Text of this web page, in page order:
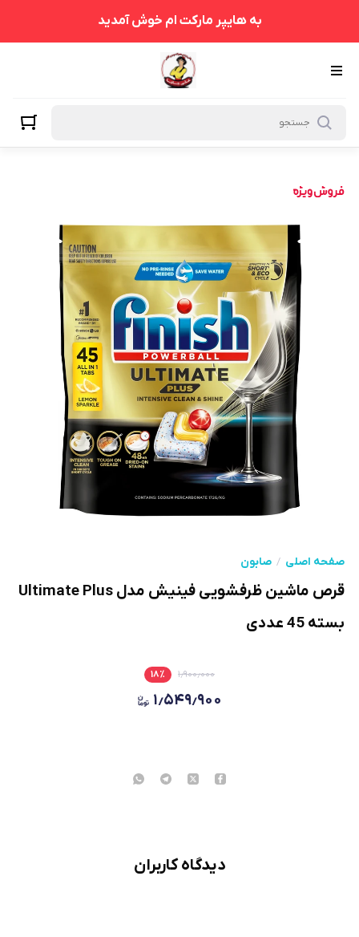
به هایپر مارکت ام خوش آمدید
صفحه اصلی صابون
قرص ماشین ظرفشویی فینیش مدل Ultimate Plus
بسته 45 عددی
۱٫۹۰۰٫۰۰۰ ۱۸٪
۱٫۵۴۹٫۹۰۰
دیدگاه کاربران